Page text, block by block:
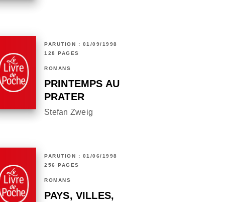
PARUTION : 01/09/1998
128 PAGES
ROMANS
PRINTEMPS AU
PRATER
Stefan Zweig
PARUTION : 01/06/1998
256 PAGES
ROMANS
PAYS, VILLES,